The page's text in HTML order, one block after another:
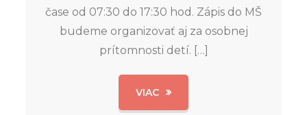
čase od 07:30 do 17:30 hod. Zápis do MŠ
budeme organizovať aj za osobnej
prítomnosti detí. […]
VIAC